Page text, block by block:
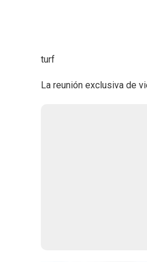
turf
La reunión exclusiva de